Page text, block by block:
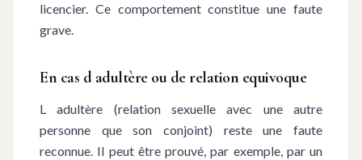
licencier. Ce comportement constitue une faute
grave.
En cas d adultère ou de relation equivoque
L adultère (relation sexuelle avec une autre
personne que son conjoint) reste une faute
reconnue. Il peut être prouvé, par exemple, par un